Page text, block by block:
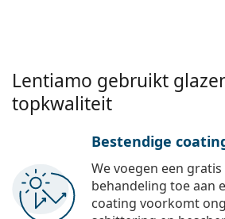
Lentiamo gebruikt
topkwaliteit
Bestendige
We voegen een
behandeling toe aan
coating voorkomt